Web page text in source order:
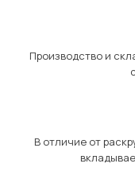
Производство и
В отличие от